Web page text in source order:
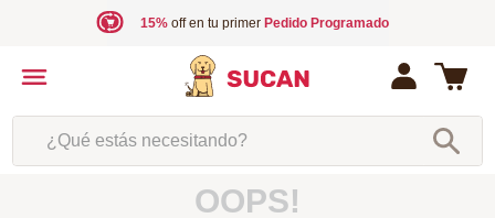
15%off en tu primer Pedido Programado
¿Qué estás necesitando?
OOPS!